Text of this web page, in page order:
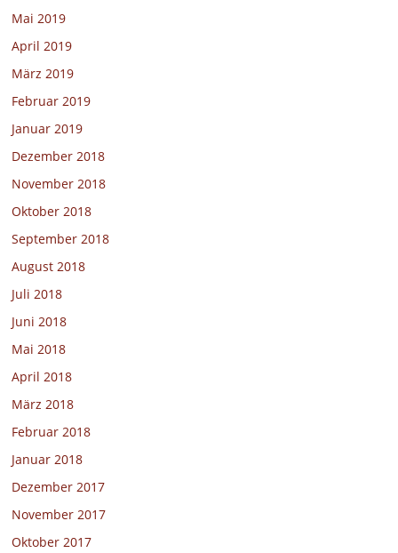
Mai 2019
April 2019
März 2019
Februar 2019
Januar 2019
Dezember 2018
November 2018
Oktober 2018
September 2018
August 2018
Juli 2018
Juni 2018
Mai 2018
April 2018
März 2018
Februar 2018
Januar 2018
Dezember 2017
November 2017
Oktober 2017